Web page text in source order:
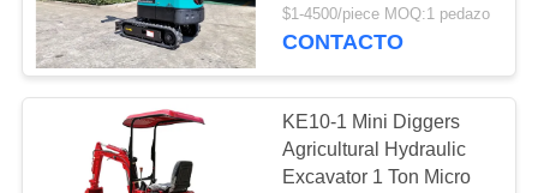
Piezas de Electric
del excavador
80
$1-4500/piece MOQ:1 pedazo
CONTACTO
KE10-1 Mini Diggers
Agricultural Hydraulic
Excavator 1 Ton Micro